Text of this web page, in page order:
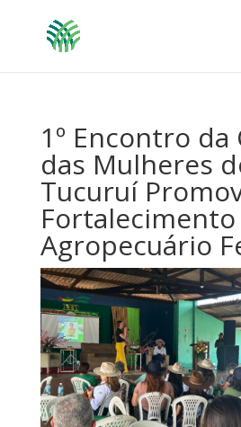
1º Encontro da
das Mulheres
Tucuruí
Agropecuário